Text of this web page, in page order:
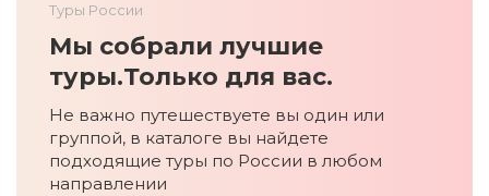
Туры России
Мы собрали лучшие
туры.Только для вас.
Не важно путешествуете вы один или
группой, в каталоге вы найдете
подходящие туры по России в любом
направлении